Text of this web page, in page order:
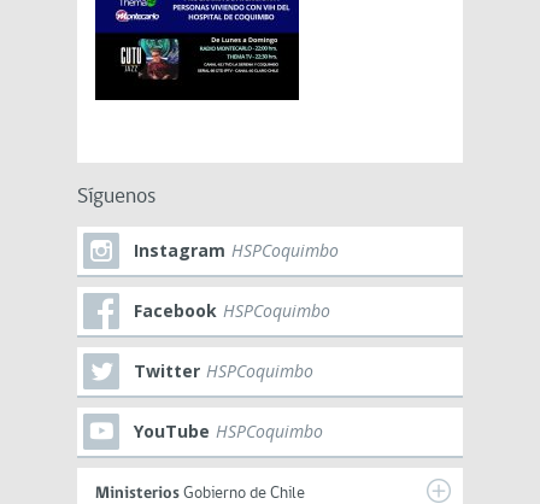
Síguenos
Instagram HSPCoquimbo
Facebook HSPCoquimbo
Twitter HSPCoquimbo
YouTube HSPCoquimbo
Ministerios Gobierno de Chile